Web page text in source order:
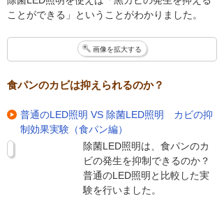
ことができる」ということがわかりました。
画像を拡大する
食パンのカビは抑えられるのか？
普通のLED照明 VS 除菌LED照明 カビの抑
制効果実験（食パン編）
除菌LED照明は、食パンのカ
ビの発生を抑制できるのか？
普通のLED照明と比較した実
験を行いました。